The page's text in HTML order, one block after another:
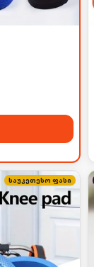
საუკეთესო ფასი